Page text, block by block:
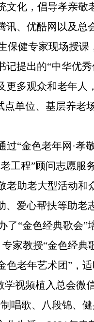
化，倡导孝亲
、优酷网以及总
健专家现场授
提出的“中华优
多观众和老年人
单位、基层养老
过“金色老年网·孝
工程”顾问志愿服
助老大型活动和
爱心帮扶等助老
“金色经典歌会
家教授“金色经
老年艺术团”，
视频植入总会微
唱歌、八段锦、